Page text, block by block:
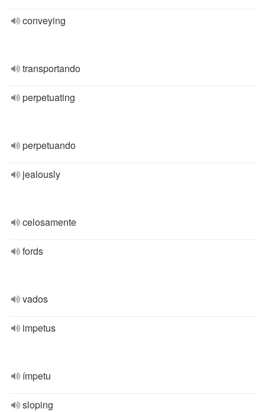
conveying
transportando
perpetuating
perpetuando
jealously
celosamente
fords
vados
impetus
ímpetu
sloping